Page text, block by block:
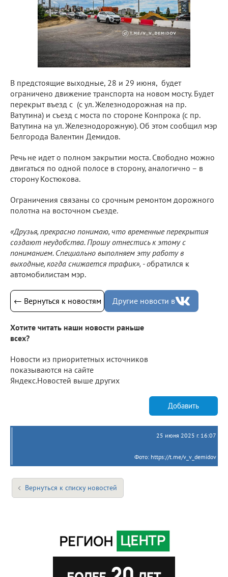
В предстоящие выходные, 28 и 29 июня, будет
ограничено движение транспорта на новом мосту. Будет
перекрыт въезд с (с ул. Железнодорожная на пр.
Ватутина) и съезд с моста по стороне Конпрока (с пр.
Ватутина на ул. Железнодорожную). Об этом сообщил мэр
Белгорода Валентин Демидов.
Речь не идет о полном закрытии моста. Свободно можно
двигаться по одной полосе в сторону, аналогично – в
сторону Костюкова.
Ограничения связаны со срочным ремонтом дорожного
полотна на восточном съезде.
«Друзья, прекрасно понимаю, что временные перекрытия
создают неудобства. Прошу отнестись к этому с
пониманием. Специально выполняем эту работу в
выходные, когда снижается трафик», - обратился к
автомобилистам мэр.
← Вернуться к новостям Другие новости в
Хотите читать наши новости раньше
всех?
Новости из приоритетных источников
показываются на сайте
Яндекс.Новостей выше других
Добавить
25 июня 2025 г. 16:07
Фото: https://t.me/v_v_demidov
Вернуться к списку новостей